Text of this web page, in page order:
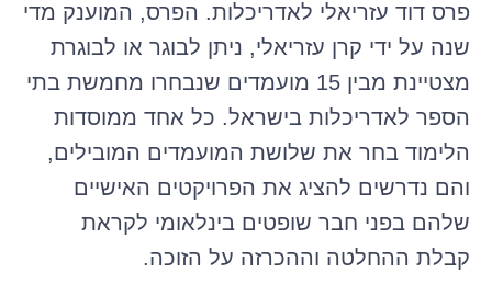
פרס דוד עזריאלי לאדריכלות. הפרס, המוענק מדי
שנה על ידי קרן עזריאלי, ניתן לבוגר או לבוגרת
מצטיינת מבין 15 מועמדים שנבחרו מחמשת בתי
הספר לאדריכלות בישראל. כל אחד ממוסדות
הלימוד בחר את שלושת המועמדים המובילים,
והם נדרשים להציג את הפרויקטים האישיים
שלהם בפני חבר שופטים בינלאומי לקראת
קבלת ההחלטה וההכרזה על הזוכה.